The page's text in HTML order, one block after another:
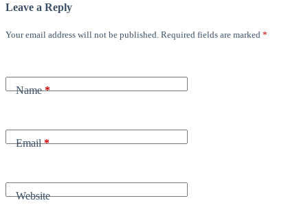
Leave a Reply
Your email address will not be published. Required fields are marked *
Name*
Email*
Website